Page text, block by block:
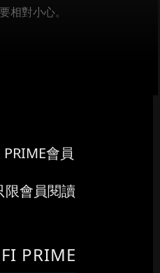
相對小心。
會員
限會員閱讀
PRIME